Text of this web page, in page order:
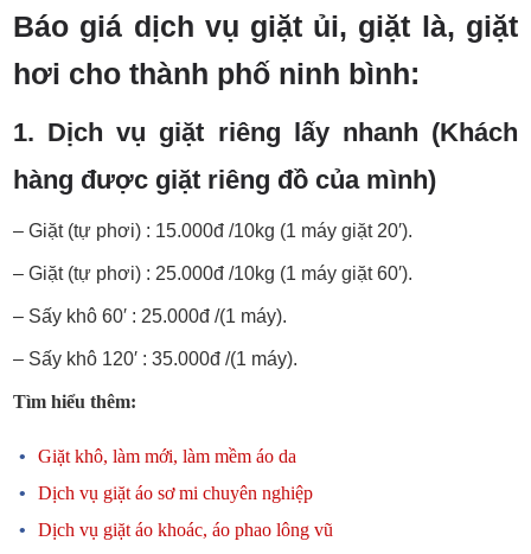
Báo giá dịch vụ giặt ủi, giặt là, giặt
hơi cho thành phố ninh bình:
1. Dịch vụ giặt riêng lấy nhanh (Khách
hàng được giặt riêng đồ của mình)
– Giặt (tự phơi) : 15.000đ /10kg (1 máy giặt 20′).
– Giặt (tự phơi) : 25.000đ /10kg (1 máy giặt 60′).
– Sấy khô 60′ : 25.000đ /(1 máy).
– Sấy khô 120′ : 35.000đ /(1 máy).
Tìm hiểu thêm:
Giặt khô, làm mới, làm mềm áo da
Dịch vụ giặt áo sơ mi chuyên nghiệp
Dịch vụ giặt áo khoác, áo phao lông vũ